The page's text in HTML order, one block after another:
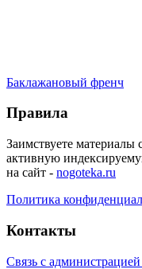
Баклажановый френч
Правила
Заимствуете материалы
активную
на сайт - nogoteka.ru
Политика
Контакты
Связь с администрацией